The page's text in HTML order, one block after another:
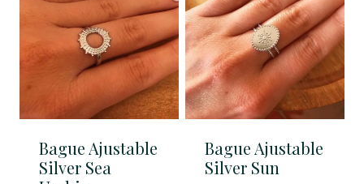
27,90€.25,90€.
Bague Ajustable
Silver Sea
Bague Ajustable
Silver Sun